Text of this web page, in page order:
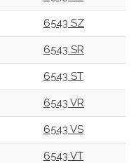
6543 SZ
6543 SR
6543 ST
6543 VR
6543 VS
6543 VT